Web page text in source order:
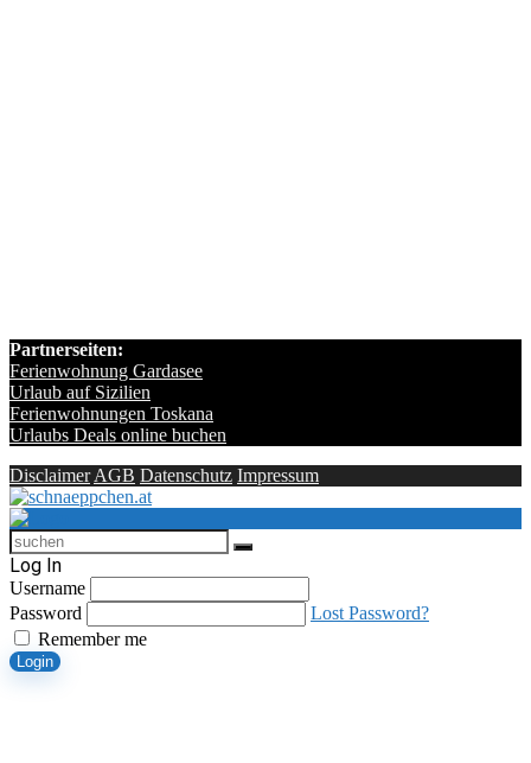
Partnerseiten:
Ferienwohnung Gardasee
Urlaub auf Sizilien
Ferienwohnungen Toskana
Urlaubs Deals online buchen
Disclaimer AGB Datenschutz Impressum
Log In
Username
Password
Lost Password?
Remember me
Login